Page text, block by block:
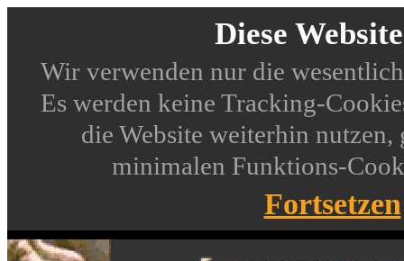
Diese
Wir verwenden nur die
Es werden keine Tracking-
die Website weiterhin nutzen,
minimalen Funktions-
Fortsetzen